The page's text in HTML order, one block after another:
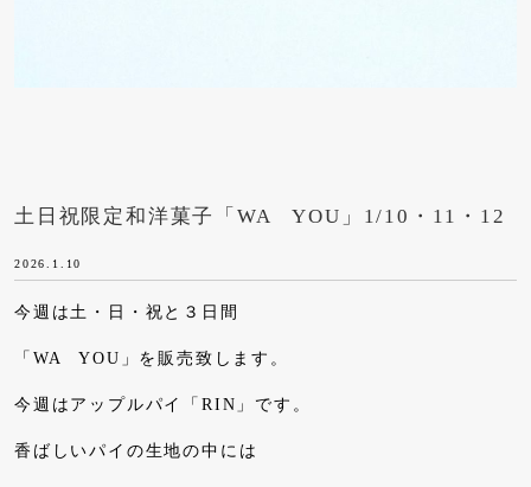
土日祝限定和洋菓子「WA YOU」1/10・11・12
2026.1.10
今週は土・日・祝と３日間
「WA YOU」を販売致します。
今週はアップルパイ「RIN」です。
香ばしいパイの生地の中には